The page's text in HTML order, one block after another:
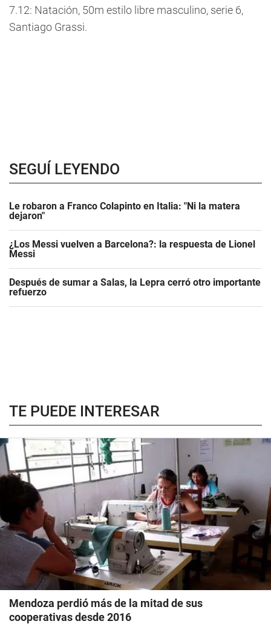
7.12: Natación, 50m estilo libre masculino, serie 6,
Santiago Grassi.
SEGUÍ LEYENDO
Le robaron a Franco Colapinto en Italia: "Ni la matera
dejaron"
¿Los Messi vuelven a Barcelona?: la respuesta de Lionel
Messi
Después de sumar a Salas, la Lepra cerró otro importante
refuerzo
TE PUEDE INTERESAR
Mendoza perdió más de la mitad de sus
cooperativas desde 2016